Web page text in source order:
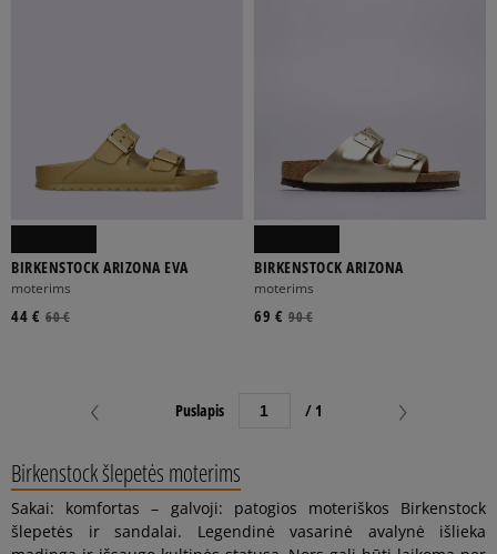
BIRKENSTOCK ARIZONA EVA
moterims
60 €
44 €
BIRKENSTOCK ARIZONA
moterims
90 €
69 €
Puslapis / 1
Birkenstock šlepetės moterims
Sakai: komfortas – galvoji: patogios moteriškos Birkenstock
šlepetės ir sandalai. Legendinė vasarinė avalynė išlieka